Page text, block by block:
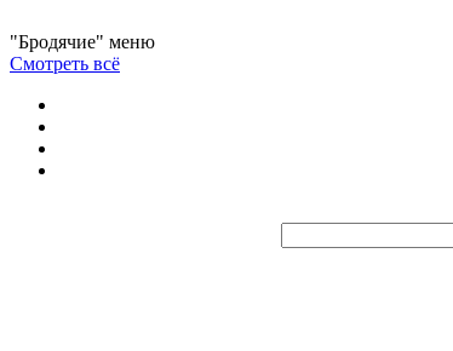
"Бродячие" меню
Смотреть всё